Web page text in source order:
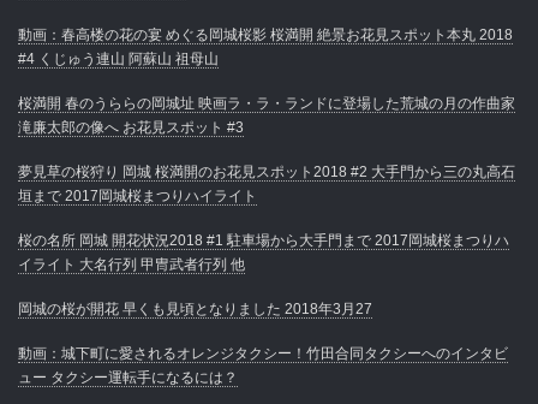
動画：春高楼の花の宴 めぐる岡城桜影 桜満開 絶景お花見スポット本丸 2018
#4 くじゅう連山 阿蘇山 祖母山
桜満開 春のうららの岡城址 映画ラ・ラ・ランドに登場した荒城の月の作曲家
滝廉太郎の像へ お花見スポット #3
夢見草の桜狩り 岡城 桜満開のお花見スポット2018 #2 大手門から三の丸高石
垣まで 2017岡城桜まつりハイライト
桜の名所 岡城 開花状況2018 #1 駐車場から大手門まで 2017岡城桜まつりハ
イライト 大名行列 甲冑武者行列 他
岡城の桜が開花 早くも見頃となりました 2018年3月27
動画：城下町に愛されるオレンジタクシー！竹田合同タクシーへのインタビ
ュー タクシー運転手になるには？